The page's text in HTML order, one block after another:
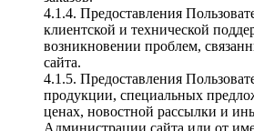
4.1.4. Предоставления
клиентской и технической
возникновении проблем,
сайта.
4.1.5. Предоставления
продукции, специальных
ценах, новостной рассылки и
Администрации сайта или от